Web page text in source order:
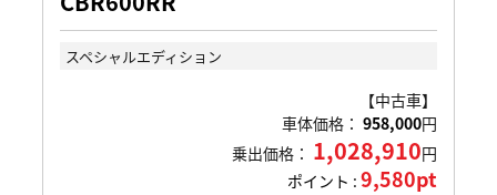
スペシャルエディション
【中古車】
車体価格： 958,000円
乗出価格： 1,028,910円
ポイント : 9,580pt